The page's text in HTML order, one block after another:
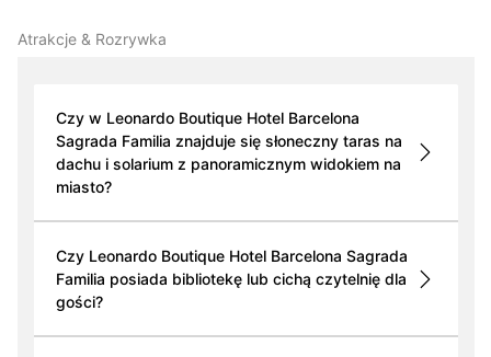
Atrakcje & Rozrywka
Czy w Leonardo Boutique Hotel Barcelona
Sagrada Familia znajduje się słoneczny taras na
dachu i solarium z panoramicznym widokiem na
miasto?
Czy Leonardo Boutique Hotel Barcelona Sagrada
Familia posiada bibliotekę lub cichą czytelnię dla
gości?